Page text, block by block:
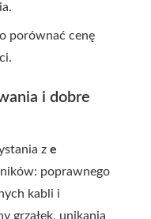
porównać cenę
i dobre
z e
poprawnego
kabli i
grzałek, unikania